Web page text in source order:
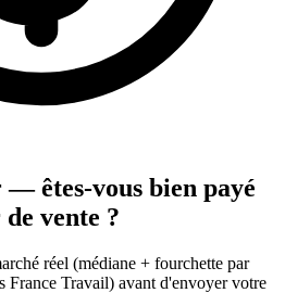
êtes-vous bien payé
vente ?
réel (médiane + fourchette par
France Travail) avant d'envoyer votre